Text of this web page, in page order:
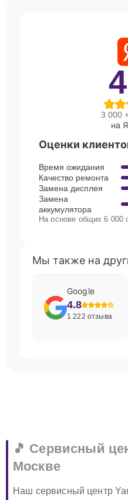
3 000
на
Оценки
Время ожидания
Качество ремонта
Замена дисплея
Замена
аккумулятора
На основе общих 6 000
Мы также на
Google
4.8
1 222 отзыва
🎵 Сервисный
Москве
Наш сервисный центр